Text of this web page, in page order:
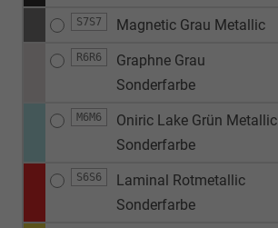
S7S7 Magnetic Grau Metallic
R6R6
Graphne Grau
Sonderfarbe
M6M6
Oniric Lake Grün Metallic
Sonderfarbe
S6S6
Laminal Rotmetallic
Sonderfarbe